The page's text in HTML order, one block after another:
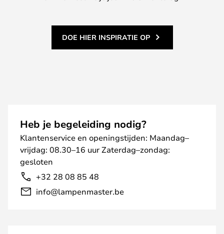
DOE HIER INSPIRATIE OP
Heb je begeleiding nodig?
Klantenservice en openingstijden: Maandag–
vrijdag: 08.30–16 uur Zaterdag–zondag:
gesloten
+32 28 08 85 48
info@lampenmaster.be